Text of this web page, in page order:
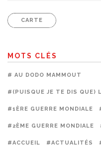
CARTE
MOTS CLÉS
# AU DODO MAMMOUT
#(PUISQUE JE TE DIS QUE)
#1ÈRE GUERRE MONDIALE
#2ÈME GUERRE MONDIALE
#ACCUEIL #ACTUALITÉS